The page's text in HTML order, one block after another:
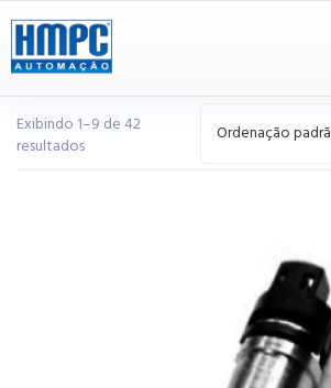
Exibindo 1–9 de 42
resultados